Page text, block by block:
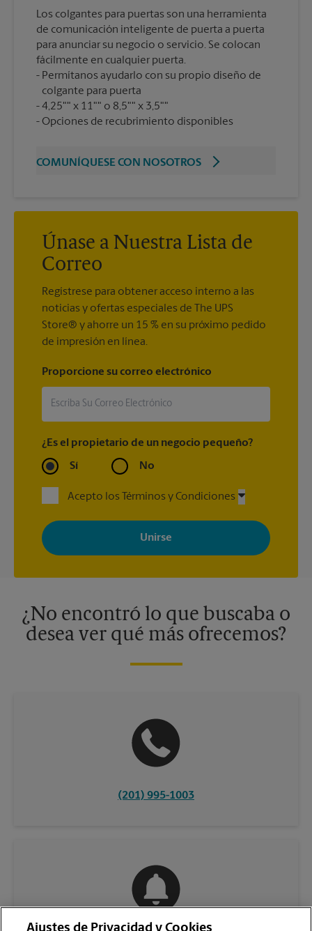
Los colgantes para puertas son una herramienta
de comunicación inteligente de puerta a puerta
para anunciar su negocio o servicio. Se colocan
fácilmente en cualquier puerta.
Permítanos ayudarlo con su propio diseño de
colgante para puerta
4,25"" x 11"" o 8,5"" x 3,5""
Opciones de recubrimiento disponibles
COMUNÍQUESE CON NOSOTROS
Únase a Nuestra Lista de
Correo
Regístrese para obtener acceso interno a las
noticias y ofertas especiales de The UPS
Store® y ahorre un 15 % en su próximo pedido
de impresión en línea.
Proporcione su correo electrónico
¿Es el propietario de un negocio pequeño?
Sí No
Acepto los Términos y Condiciones
Al registrarse, acepta recibir correos electrónicos de The UPS
Store con noticias, ofertas especiales, promociones y mensajes
adaptados a sus intereses. Puede darse de baja en cualquier
momento. Para más información, consulte nuestra política de
¿No encontró lo que buscaba o
desea ver qué más ofrecemos?
(201) 995-1003